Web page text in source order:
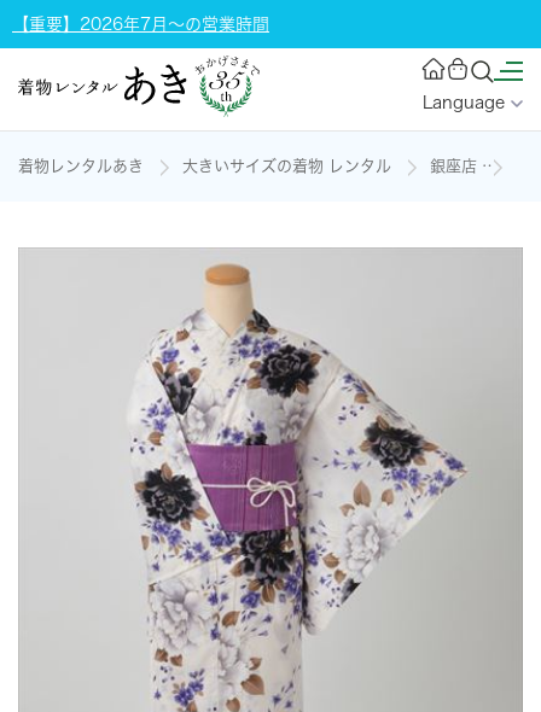
【重要】2026年7月～の営業時間
Language
着物レンタルあき 大きいサイズの着物 レンタル 銀座店